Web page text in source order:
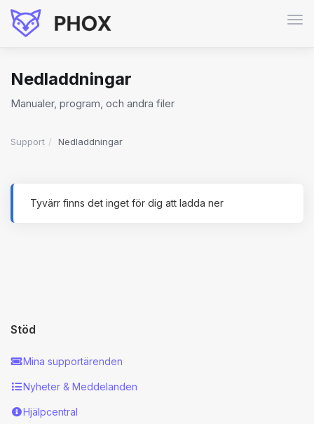
Stöd
Mina supportärenden
Nyheter & Meddelanden
Hjälpcentral
Nedladdningar
Manualer, program, och andra filer
Support Nedladdningar
Tyvärr finns det inget för dig att ladda ner